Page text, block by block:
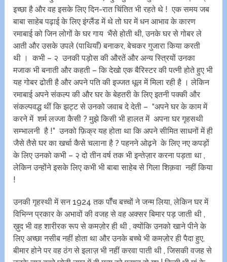
इच्छा है और वह इसके लिए दिन-रात चिंतित भी रहते थे ! एक समय जब
बाबा साहेब पढ़ाई के लिए इंग्लैंड में थे तो घर में धन आभाव के कारण
रमाबाई को जिन लोगों के घर गाय भैंसे होती थी, उनके घर से गोबर ले
आती और उसके उपले (पाथियाँ) बनाकर, बेचकर गुजारा किया करती
थी । कभी – २ उनकी पड़ोस की औरतें और अन्य स्त्रियों उनका
मजाक भी बनाती और कहती – कि देखो एक बैरिस्टर की पत्नी होते हुए भी
यह गोबर ढोती है और अपने पति की इज्जत धूल में मिला रही है । लेकिन
रमाबाई अपने संकल्प की और घर के बेहतरी के लिए इतनी पक्की और
संकल्पवद्ध थीं कि झट्ट से उनको जवाब दे देती – “अपने घर के काम में
करने में शर्म लज्जा कैसी ? मुझे किसी भी हालत में अपना घर गृहसथी
सम्भालनी है !” उनको फ़िक्र यह होता था कि अपने सीमित साधनों में ही
जैसे तैसे घर का खर्चा कैसे चलाना है ? पहनने ओढ़ने के लिए नए कपड़ों
के लिए उनको कभी – २ दो तीन वर्ष तक भी इन्तेज़ार करना पड़ता था ,
लेकिन उन्होंने इसके लिए कभी भी बाबा साहेब से गिला शिक़वा नहीं किया
!
उनकी गृहस्थी में सन 1924 तक पॉँच बच्चों ने जन्म लिया, लेकिन घर में
विभिन्न प्रकार के अभावों की वजह से वह अक्सर बिमार पड़ जाती थी ,
ख़ुद भी वह शारीरक रूप से कमज़ोर ही थी , क्योंकि उनको खाने पीने के
लिए अच्छा नसीब नहीं होता था और उनके बच्चे भी कमज़ोर ही पैदा हुए,
बीमार होने पर वह ठंग से इलाज़ भी नहीं करवा पाती थी , जिसकी वजह से